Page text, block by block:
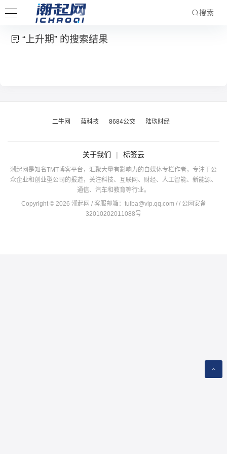
搜索
“上升期” 的搜索结果
二牛网 蓝科技 8684公交 陆玖财经
关于我们 | 标签云
潮起网是知名TMT博客平台，汇聚大量有影响力的自媒体专栏作者，专注于公
众企业和创业型公司的报道，关注科技、互联网、财经、人工智能、新能源、
通信、汽车和教育等行业。
Copyright © 2026 潮起网 / 客服邮箱： tuiba@vip.qq.com / / 公网安备
32010202011088号